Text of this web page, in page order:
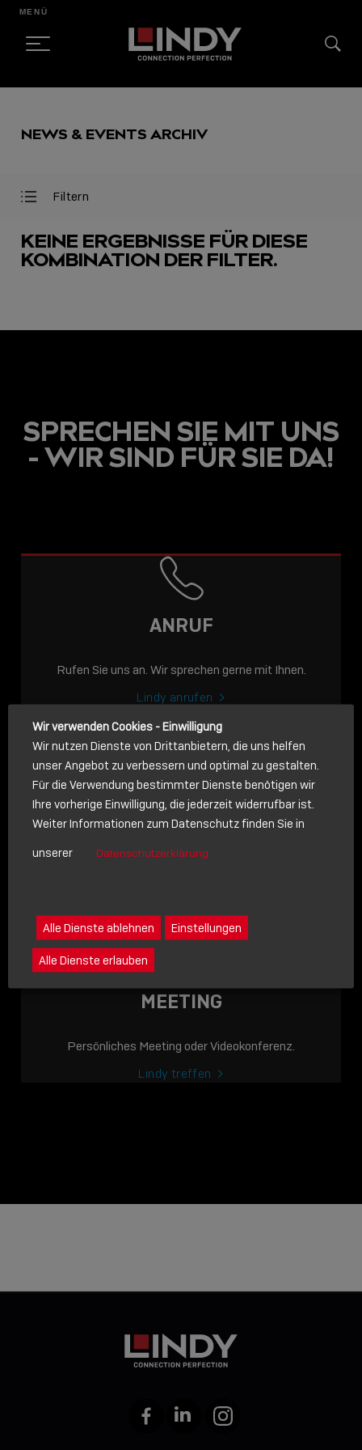
CONTENT
MENÜ
NEWS & EVENTS ARCHIV
Filter
Filter
Filtern
USB-C ÜBER LANGE
DISTANZEN: AKTIVE
USB-C-KABEL FÜR
STABILE 10 GBIT/S BIS
LINDY ACADEMY
JETZT ONLINE
VERFÜGBAR: DIE
LINDY ACADEMY –
WISSEN, DAS
KEINE ERGEBNISSE FÜR DIESE
KOMBINATION DER FILTER.
SPRECHEN SIE MIT UNS
- WIR SIND FÜR SIE DA!
ANRUF
Rufen Sie uns an. Wir sprechen gerne mit Ihnen.
Lindy anrufen
NACHRICHT
Schreiben Sie lieber? Dann schicken Sie uns gerne eine
MEETING
Persönliches Meeting oder Videokonferenz.
Lindy treffen
FacebookLinkedIn Instagram
Wir verwenden Cookies - Einwilligung
Wir nutzen Dienste von Drittanbietern, die uns helfen
unser Angebot zu verbessern und optimal zu gestalten.
Für die Verwendung bestimmter Dienste benötigen wir
Ihre vorherige Einwilligung, die jederzeit widerrufbar ist.
Weiter Informationen zum Datenschutz finden Sie in
unserer
Datenschutzerklärung
Alle Dienste ablehnen Einstellungen
Alle Dienste erlauben